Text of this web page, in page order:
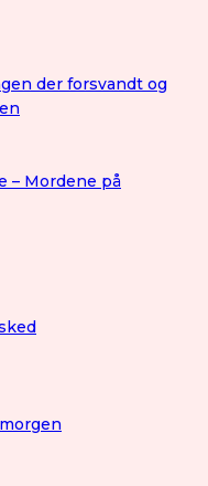
der forsvandt og
– Mordene på